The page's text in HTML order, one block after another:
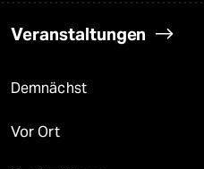
Veranstaltungen
Demnächst
Vor Ort